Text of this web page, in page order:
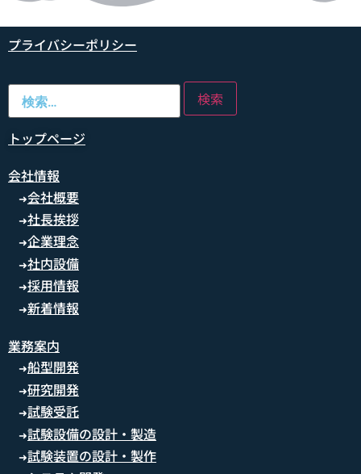
プライバシーポリシー
トップページ
会社情報
➜会社概要
➜社長挨拶
➜企業理念
➜社内設備
➜採用情報
➜新着情報
業務案内
➜船型開発
➜研究開発
➜試験受託
➜試験設備の設計・製造
➜試験装置の設計・製作